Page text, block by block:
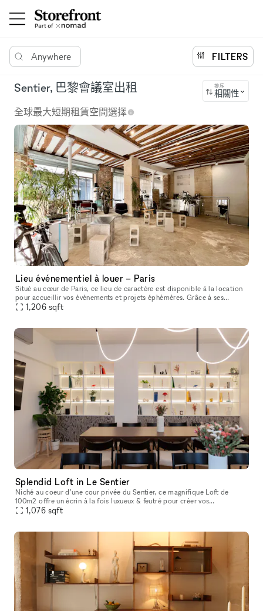
Anywhere FILTERS
Sentier, 巴黎會議室出租 排序
相關性
全球最大短期租賃空間選擇
Lieu événementiel à louer – Paris
Situé au cœur de Paris, ce lieu de caractère est disponible à la location
pour accueillir vos événements et projets éphémères. Grâce à ses
grandes vitrines d’angle, sa belle luminosité, ses poutres
1,206 sqft
Splendid Loft in Le Sentier
Niché au coeur d’une cour privée du Sentier, ce magnifique Loft de
100m2 offre un écrin à la fois luxueux & feutré pour créer vos
évènements et accueillir vos showrooms dans un cadre exceptionnel.
1,076 sqft